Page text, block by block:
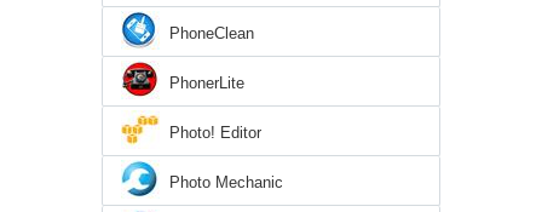
PhoneClean
PhonerLite
Photo! Editor
Photo Mechanic